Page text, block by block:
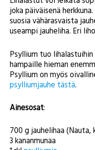
joka päiväisenä
suosia vähärasvaista
useampi jauheliha. Eri
Psyllium tuo
hampaille hieman
Psyllium on myös
psylliumjauhe tästä.
Ainesosat:
700 g jauhelihaa (Nauta,
3 kananmunaa